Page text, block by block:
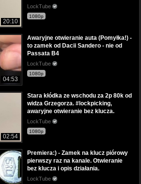
20:10
LockTube
1080p
04:53
Awaryjne otwieranie auta (Pomyłka!) -
to zamek od Dacii Sandero - nie od
Passata B4
LockTube
1080p
02:54
Stara kłódka ze wschodu za 2p 80k od
widza Grzegorza. #lockpicking,
awaryjne otwieranie bez klucza.
LockTube
1080p
Premiera:) - Zamek na klucz piórowy
pierwszy raz na kanale. Otwieranie
bez klucza i opis działania.
LockTube